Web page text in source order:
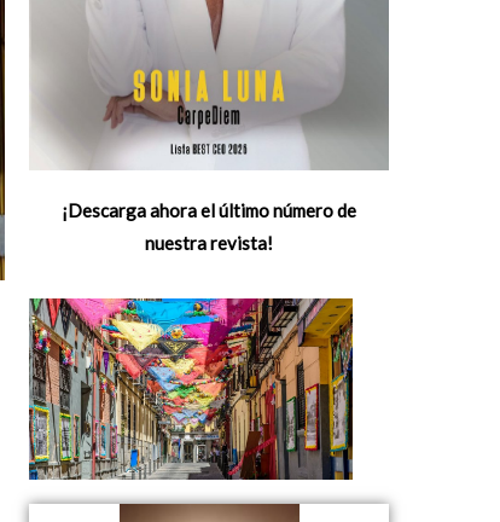
¡Descarga ahora el último número de
nuestra revista!